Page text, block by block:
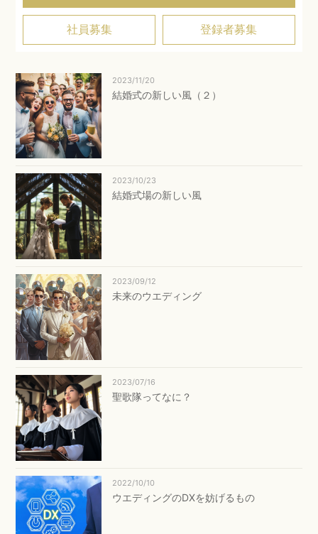
社員募集 登録者募集
2023/11/20
結婚式の新しい風（２）
2023/10/23
結婚式場の新しい風
2023/09/12
未来のウエディング
2023/07/16
聖歌隊ってなに？
2022/10/10
ウエディングのDXを妨げるもの